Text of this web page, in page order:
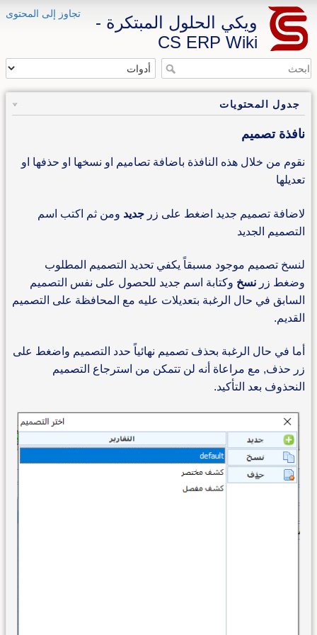
تجاوز إلى المحتوى
ويكي الحلول المبتكرة -
CS ERP Wiki
جدول المحتويات
نافذة تصميم
نقوم من خلال هذه النافذة باضافة تصاميم او نسخها او حذفها او
تعديلها
لاضافة تصميم جديد اضغط على زر جديد ومن ثم اكتب اسم
التصميم الجديد
لنسخ تصميم موجود مسبقاً يكفي تحديد التصميم المطلوب
وضغط زر نسخ وكتابة اسم جديد للحصول على نفس التصميم
السابق في حال الرغبة بتعديلات عليه مع المحافظة على التصميم
القديم.
أما في حال الرغبة بحذف تصميم نهائياً حدد التصميم واضغط على
زر حذف, مع مراعاة أنه لن تتمكن من استرجاع التصميم
النحذوف بعد التأكيد.